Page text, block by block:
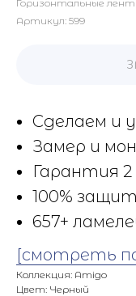
Горизонтальные
Артикул: 599
Сделаем и
Замер и
Гарантия 2
100%
657+
[смотреть
Коллекция: Amigo
Цвет: Черный